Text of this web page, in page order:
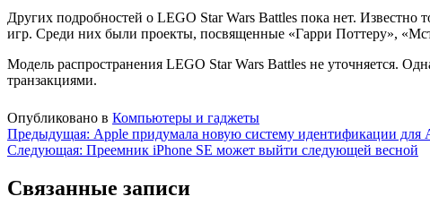
Других подробностей о LEGO Star Wars Battles пока нет. Известно
игр. Среди них были проекты, посвященные «Гарри Поттеру»,
Модель распространения LEGO Star Wars Battles не уточняется.
транзакциями.
Опубликовано в Компьютеры и гаджеты
Навигация
по
записям
Предыдущая: Apple придумала новую систему идентификации для
Следующая: Преемник iPhone SE может выйти следующей весной
Связанные записи